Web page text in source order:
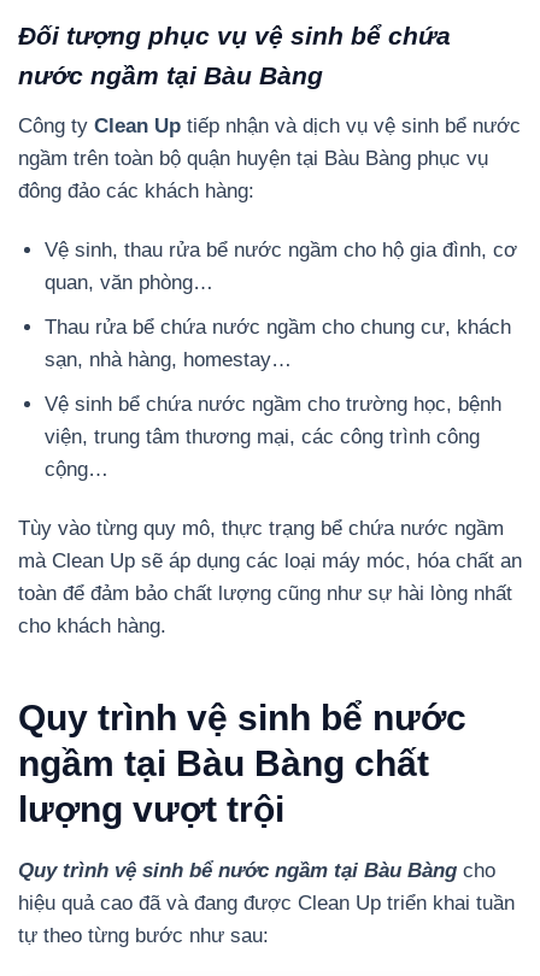
Đối tượng phục vụ vệ sinh bể chứa
nước ngầm tại Bàu Bàng
Công ty Clean Up tiếp nhận và dịch vụ vệ sinh bể nước
ngầm trên toàn bộ quận huyện tại Bàu Bàng phục vụ
đông đảo các khách hàng:
Vệ sinh, thau rửa bể nước ngầm cho hộ gia đình, cơ
quan, văn phòng…
Thau rửa bể chứa nước ngầm cho chung cư, khách
sạn, nhà hàng, homestay…
Vệ sinh bể chứa nước ngầm cho trường học, bệnh
viện, trung tâm thương mại, các công trình công
cộng…
Tùy vào từng quy mô, thực trạng bể chứa nước ngầm
mà Clean Up sẽ áp dụng các loại máy móc, hóa chất an
toàn để đảm bảo chất lượng cũng như sự hài lòng nhất
cho khách hàng.
Quy trình vệ sinh bể nước
ngầm tại Bàu Bàng chất
lượng vượt trội
Quy trình vệ sinh bể nước ngầm tại Bàu Bàng cho
hiệu quả cao đã và đang được Clean Up triển khai tuần
tự theo từng bước như sau: